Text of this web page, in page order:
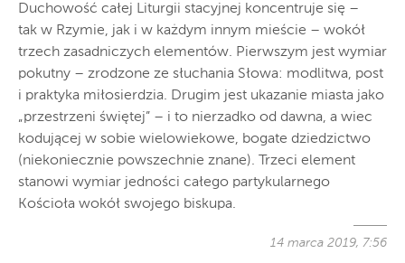
Duchowość całej Liturgii stacyjnej koncentruje się –
tak w Rzymie, jak i w każdym innym mieście – wokół
trzech zasadniczych elementów. Pierwszym jest wymiar
pokutny – zrodzone ze słuchania Słowa: modlitwa, post
i praktyka miłosierdzia. Drugim jest ukazanie miasta jako
„przestrzeni świętej” – i to nierzadko od dawna, a wiec
kodującej w sobie wielowiekowe, bogate dziedzictwo
(niekoniecznie powszechnie znane). Trzeci element
stanowi wymiar jedności całego partykularnego
Kościoła wokół swojego biskupa.
14 marca 2019, 7:56